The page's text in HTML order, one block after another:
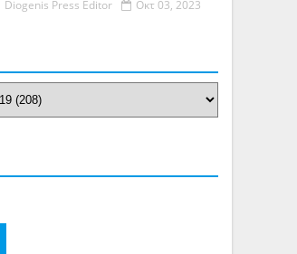
Diogenis Press Editor Οκτ 03, 2023